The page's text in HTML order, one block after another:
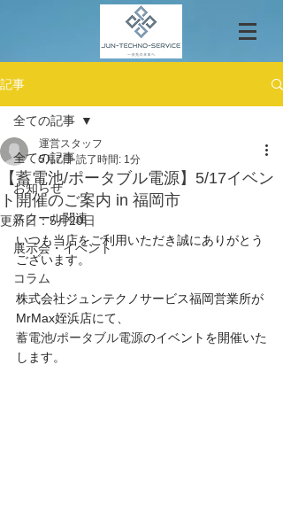
記事
全ての記事
お知らせ
スクール関連
展示会・イベント
コラム
全ての記事
【蓄電池/ポータブル電源】5/17イベン
ト開催のご案内 in 福岡市
運営スタッフ
5月7日 読了時間: 1分
更新日：5月20日
いつも当店をご利用いただき誠にありがとう
ございます。
株式会社ジュンテクノサービス福岡営業所が
MrMax姪浜店にて、
蓄電池/ポータブル電源のイベントを開催いた
します。